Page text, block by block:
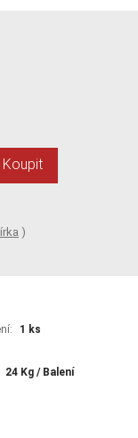
Koupit
)
1 ks
24 Kg / Balení